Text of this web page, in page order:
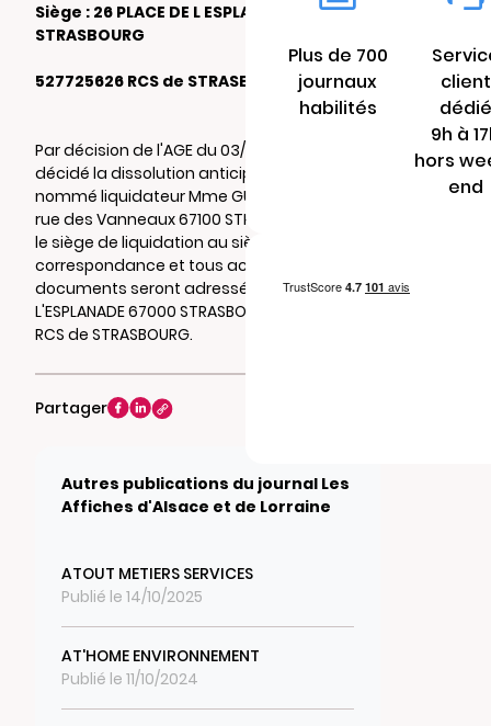
Siège : 26 PLACE DE L ESPLANADE 67000
STRASBOURG
527725626 RCS de STRASBOURG
Par décision de l'AGE du 03/07/2023, il a été
décidé la dissolution anticipée de la société,
nommé liquidateur Mme GUIEYSSE ANNA 16
rue des Vanneaux 67100 STRASBOURG , et fixé
le siège de liquidation au siège social la
correspondance et tous actes et
documents seront adressés au 26 PLACE DE
L'ESPLANADE 67000 STRASBOURG. Mention au
RCS de STRASBOURG.
Partager
Autres publications du journal Les
Affiches d'Alsace et de Lorraine
ATOUT METIERS SERVICES
Publié le 14/10/2025
AT'HOME ENVIRONNEMENT
Publié le 11/10/2024
Plus de 700
journaux
habilités
client
dédié
9h à
hors
end